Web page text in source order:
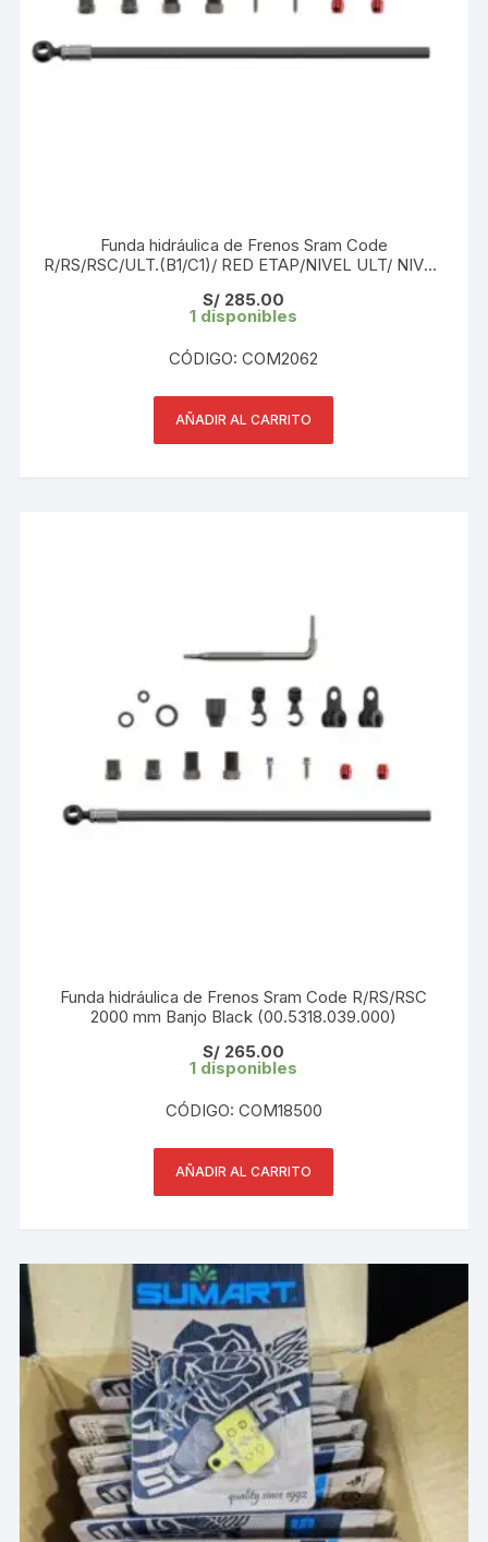
Funda hidráulica de Frenos Sram Code
R/RS/RSC/ULT.(B1/C1)/ RED ETAP/NIVEL ULT/ NIVEL
S/ 285.00
1 disponibles
CÓDIGO: COM2062
AÑADIR AL CARRITO
Funda hidráulica de Frenos Sram Code R/RS/RSC
2000 mm Banjo Black (00.5318.039.000)
S/ 265.00
1 disponibles
CÓDIGO: COM18500
AÑADIR AL CARRITO